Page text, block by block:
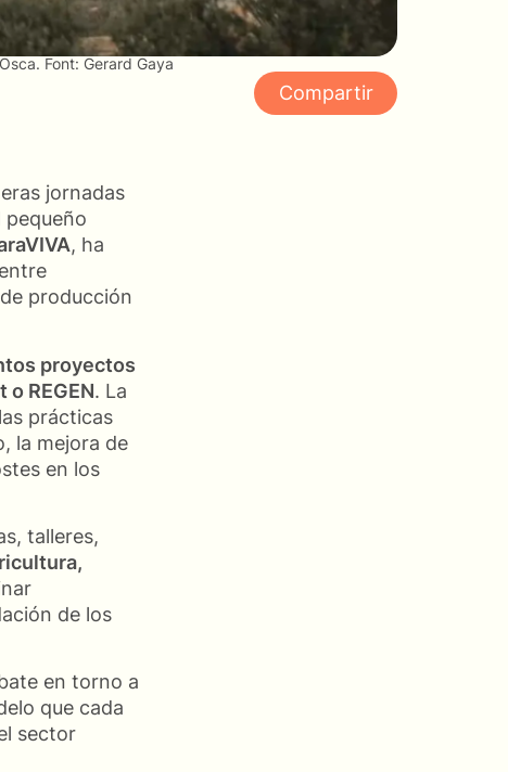
Font: Gerard Gaya
Compartir
jornadas
pequeño
, ha
producción
proyectos
REGEN. La
prácticas
la mejora de
en los
talleres,
de los
en torno a
que cada
sector